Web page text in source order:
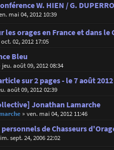
W. HIEN / G.
mai 04, 2012 10:39
les orages en France et dans le
02, 2012 17:05
Bleu
jeu. août 09, 2012 08:34
sur 2 pages - le 7 août 2012
août 09, 2012 02:39
Jonathan Lamarche
» ven. mai 04, 2012 11:46
de Chasseurs
sept. 24, 2006 22:02